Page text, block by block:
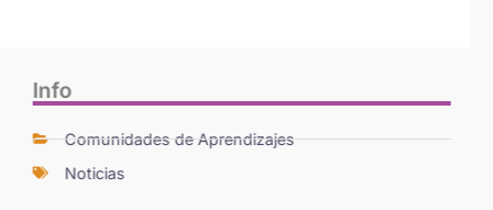
Info
Comunidades de Aprendizajes
Noticias